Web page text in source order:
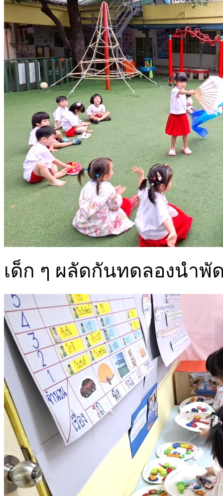
เด็ก ๆ ผลัดกันทดลองนำพั